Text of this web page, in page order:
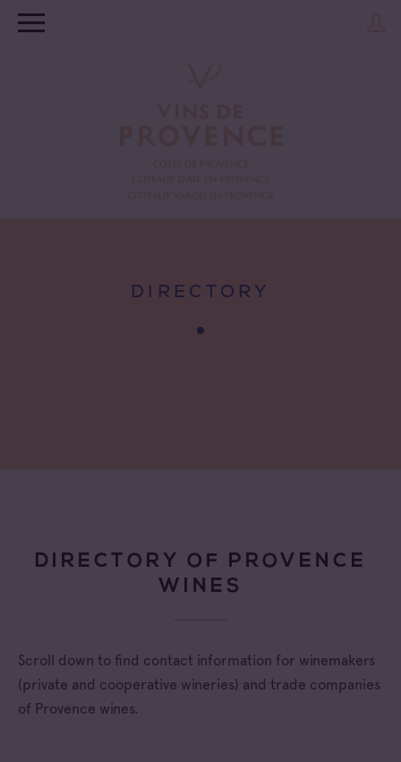
DIRECTORY
DIRECTORY OF PROVENCE
WINES
Scroll down to find contact information for winemakers
(private and cooperative wineries) and trade companies
of Provence wines.